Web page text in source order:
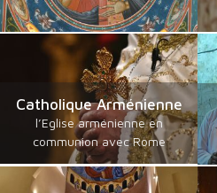
Catholique Arménienne
l’Eglise arménienne en
communion avec Rome